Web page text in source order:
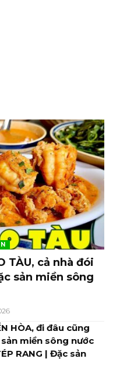
TÀU, cả nhà đói
sản miền sông
HÒA, đi đâu cũng
miền sông nước
RANG | Đặc sản